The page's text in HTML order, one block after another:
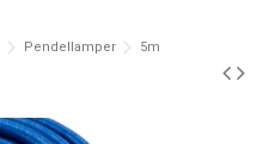
Pendellamper
5m